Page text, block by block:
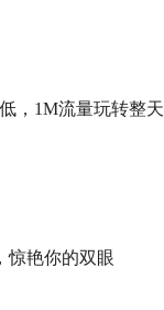
， 1M流量玩转整天
惊艳你的双眼